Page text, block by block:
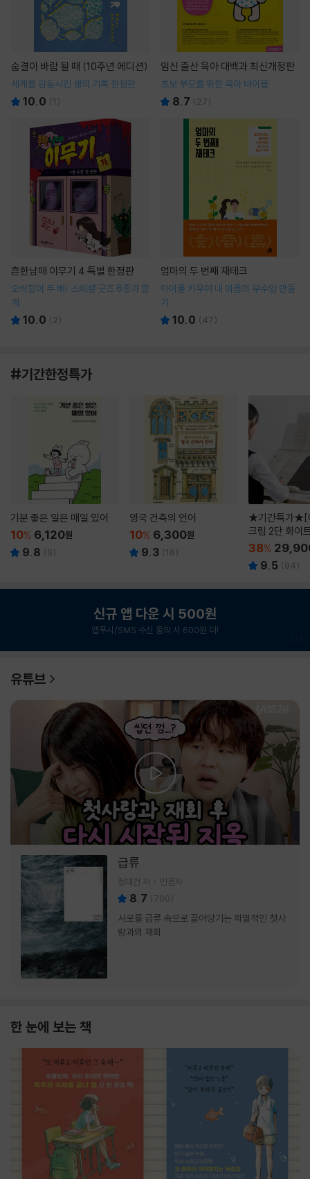
숨결이 바람 될 때 (10주년 에디션)
세계를 감동시킨 생의 기록 한정판
10.0 (1 )
임신 출산 육아 대백과 최신개정판
초보 부모를 위한 육아 바이블
8.7 ( 27)
흔한남매 이무기 4 특별 한정판
오싹함이 두 배! 스페셜 굿즈 6종과 함
께
10.0 ( 2)
엄마의 두 번째 재테크
아이를 키우며 내 이름의 부수입 만들
기
10.0 (47)
#기간한정특가
기분 좋은 일은 매일 있어
10% 6,120원
9.8 (9)
영국 건축의 언어
10% 6,300원
9.3 (16)
★기간특가★[
크림 2단 화이
38%
9.5 (94)
신규 앱 다운 시 500원
앱푸시/SMS 수신 동의 시 600원 더!
유튜브
급류
정대건 저 민음사
8.7 (700)
서로를 급류 속으로 끌어당기는 파멸적인 첫사
랑과의 재회
한 눈에 보는 책